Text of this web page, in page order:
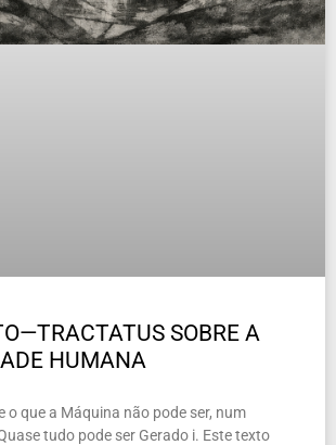
SOBRE A
HUMANA
o que a Máquina não pode ser, num
tudo pode ser Gerado i. Este texto